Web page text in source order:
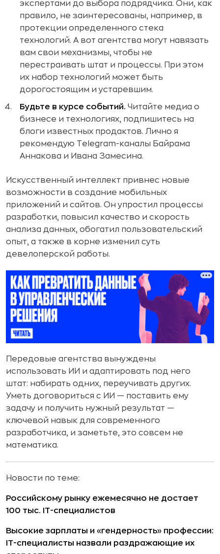
экспертами до выбора подрядчика. Они, как
правило, не заинтересованы, например, в
протекции определенного стека
технологий. А вот агентства могут навязать
вам свои механизмы, чтобы не
перестраивать штат и процессы. При этом
их набор технологий может быть
дорогостоящим и устаревшим.
Будьте в курсе событий. Читайте медиа о
бизнесе и технологиях, подпишитесь на
блоги известных продактов. Лично я
рекомендую Telegram-каналы Байрама
Аннакова и Ивана Замесина.
Искусственный интеллект привнес новые
возможности в создание мобильных
приложений и сайтов. Он упростил процессы
разработки, повысил качество и скорость
анализа данных, обогатил пользовательский
опыт, а также в корне изменил суть
девелоперской работы.
Передовые агентства вынуждены
использовать ИИ и адаптировать под него
штат: набирать одних, переучивать других.
Уметь договориться с ИИ — поставить ему
задачу и получить нужный результат —
ключевой навык для современного
разработчика, и заметьте, это совсем не
математика.
Новости по теме:
Российскому рынку ежемесячно не достает
100 тыс. IT-специалистов
Высокие зарплаты и «гендерность» профессии:
IT-специалисты назвали раздражающие их